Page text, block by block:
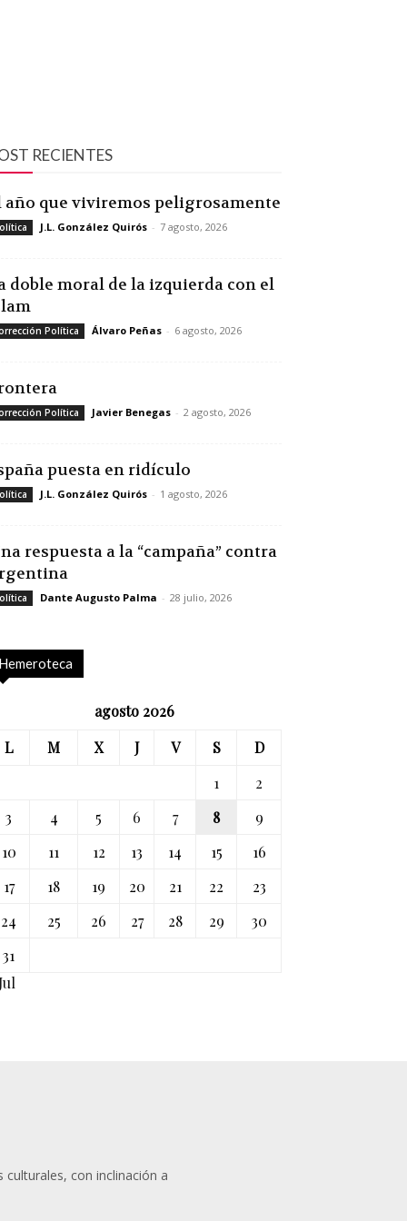
RECIENTES
año que viviremos peligrosamente
J.L. González Quirós - 7 agosto, 2026
doble moral de la izquierda con el
Política Álvaro Peñas - 6 agosto, 2026
Política Javier Benegas - 2 agosto, 2026
puesta en ridículo
J.L. González Quirós - 1 agosto, 2026
respuesta a la “campaña” contra
Dante Augusto Palma - 28 julio, 2026
Hemeroteca
agosto 2026
L
M X J V S
D
1
2
3
4 5 6 7 8
9
10
11 12 13 14 15
16
17
18 19 20 21 22
23
24
25 26 27 28 29
30
31
con inclinación a